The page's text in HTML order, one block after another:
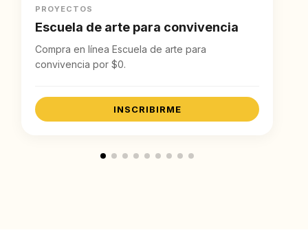
PROYECTOS
Escuela de arte para convivencia
Compra en línea Escuela de arte para
convivencia por $0.
INSCRIBIRME